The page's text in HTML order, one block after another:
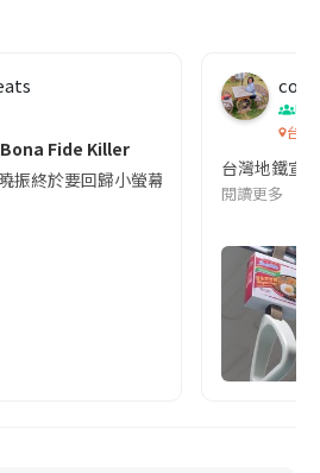
Bona Fide Killer
振終於要回歸小螢幕啦!這次的劇本改編
co
吹
台灣
台灣地鐵宣
閱讀更多